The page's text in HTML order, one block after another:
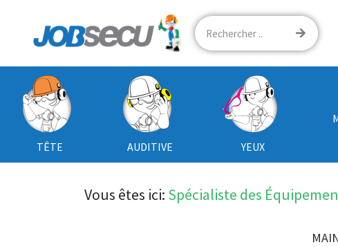
TÊTE AUDITIVE YEUX
Vous êtes ici: Spécialiste des